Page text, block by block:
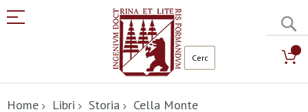
al
Home Libri Storia Cella Monte